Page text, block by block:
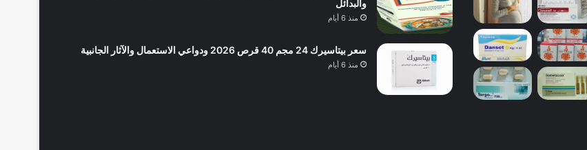
والبدائل
منذ 6 أيام
سعر بيتاسيرك 24 مجم 40 قرص 2026 ودواعي الاستعمال والآثار الجانبية
منذ 6 أيام